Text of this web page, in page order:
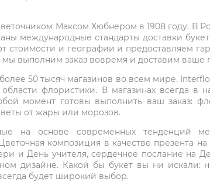
Максом Хюбнером в 1908 году. В
международные стандарты доставки
и географии и предоставляем
выполним заказ вовремя и доставим ваше
50 тысяч магазинов во всем мире.
флористики. В магазинах всегда в
момент готовы выполнить ваш заказ:
от жары или морозов.
на основе современных тенденций
композиция в качестве презента
и День учителя, сердечное послание на
дизайне. Какой бы букет вы ни искали:
будет широкий выбор.